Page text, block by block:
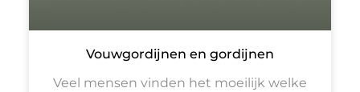
Vouwgordijnen en gordijnen
Veel mensen vinden het moeilijk welke